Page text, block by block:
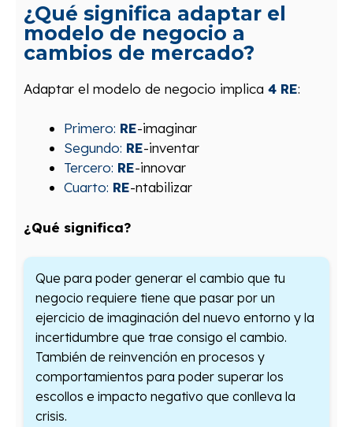
¿Qué significa adaptar el
modelo de negocio a
cambios de mercado?
Adaptar el modelo de negocio implica 4 RE:
Primero: RE-imaginar
Segundo: RE-inventar
Tercero: RE-innovar
Cuarto: RE-ntabilizar
¿Qué significa?
Que para poder generar el cambio que tu
negocio requiere tiene que pasar por un
ejercicio de imaginación del nuevo entorno y la
incertidumbre que trae consigo el cambio.
También de reinvención en procesos y
comportamientos para poder superar los
escollos e impacto negativo que conlleva la
crisis.